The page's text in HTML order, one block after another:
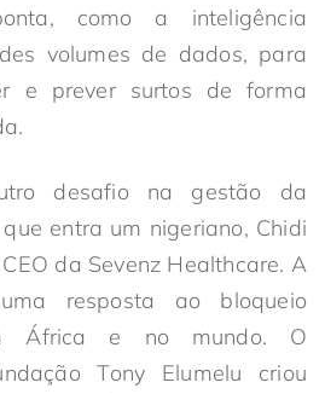
como a inteligência
volumes de dados, para
e prever surtos de forma
desafio na gestão da
entra um nigeriano, Chidi
da Sevenz Healthcare. A
resposta ao bloqueio
África e no mundo. O
Tony Elumelu criou